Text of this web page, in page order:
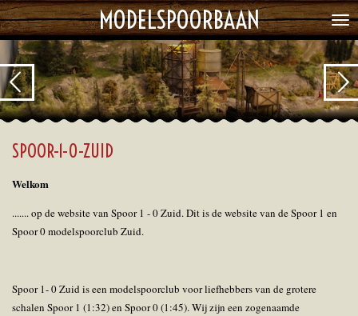
Ga
direct
naar
de
hoofdinhoud
MODELSPOORBAAN
SPOOR-1-0-ZUID
Welkom
....... op de website van Spoor 1 - 0 Zuid. Dit is de website van de Spoor 1 en
Spoor 0 modelspoorclub Zuid.
Spoor 1- 0 Zuid is een modelspoorclub voor liefhebbers van de grotere
schalen Spoor 1 (1:32) en Spoor 0 (1:45). Wij zijn een zogenaamde